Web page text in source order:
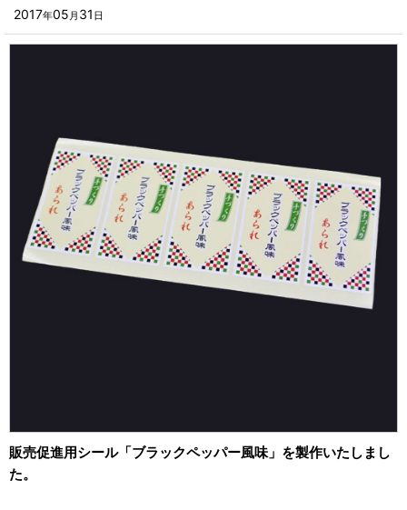
2017年05 月 31 日
販売促進用シール「ブラックペッパー風味」を製作いたしまし
た。
■その他箱・ケース
■袋
■その他発泡材・緩衝材
■その他資材
楽器・音響機器用
瓶・缶・ボトル用
食品・食材用
記録メディア用（USBほか）
2023年
2019年
2018年
2017年
2012年
2011年